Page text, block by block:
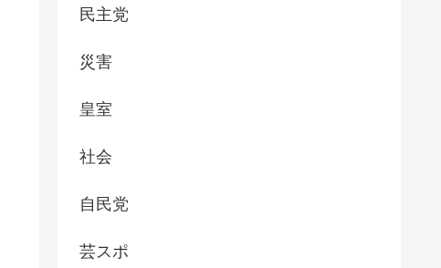
民主党
災害
皇室
社会
自民党
芸スポ